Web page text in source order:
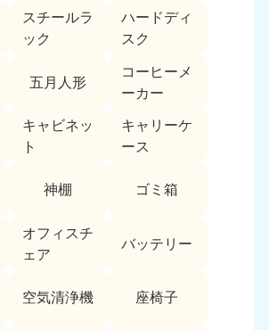
スチールラ
ック
ハードディ
スク
五月人形
コーヒーメ
ーカー
キャビネッ
ト
キャリーケ
ース
神棚 ゴミ箱
オフィスチ
ェア
バッテリー
空気清浄機 座椅子
5270
中無休
050-1881-5269
9:00〜19:00 年中無休
無休
中無休
岐阜県
9:00〜19:00 年中無休
5256
中無休
050-1881-5260
9:00〜19:00 年中無休